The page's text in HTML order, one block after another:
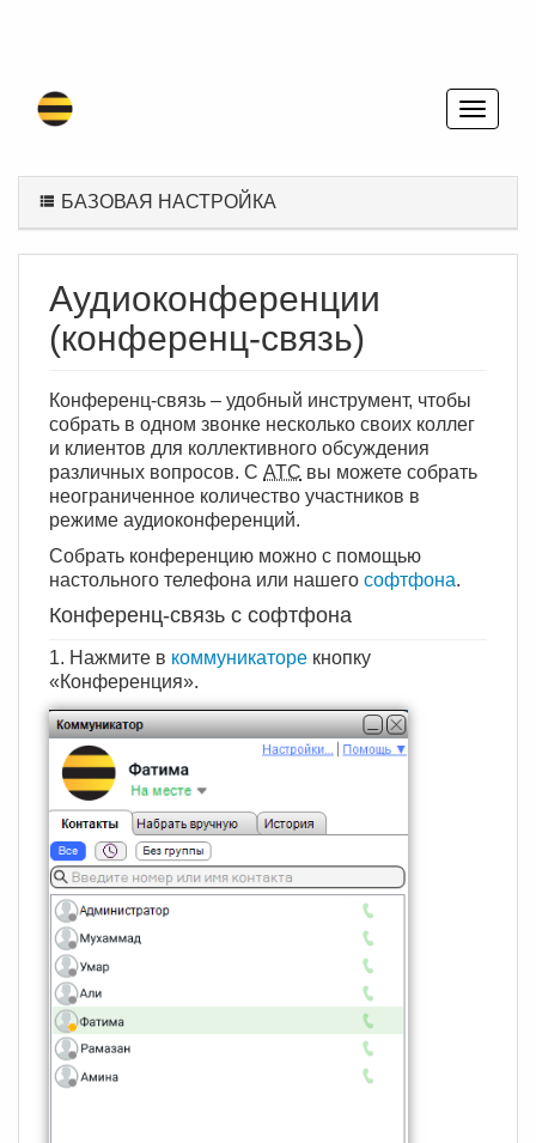
БАЗОВАЯ НАСТРОЙКА
Аудиоконференции
(конференц-связь)
Конференц-связь – удобный инструмент, чтобы
собрать в одном звонке несколько своих коллег
и клиентов для коллективного обсуждения
различных вопросов. С АТС вы можете собрать
неограниченное количество участников в
режиме аудиоконференций.
Собрать конференцию можно с помощью
настольного телефона или нашего софтфона.
Конференц-связь с софтфона
1. Нажмите в коммуникаторе кнопку
«Конференция».